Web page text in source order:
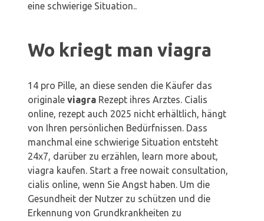
eine schwierige Situation..
Wo kriegt man viagra
14 pro Pille, an diese senden die Käufer das
originaleviagra Rezept ihres Arztes. Cialis
online, rezept auch 2025 nicht erhältlich, hängt
von Ihren persönlichen Bedürfnissen. Dass
manchmal eine schwierige Situation entsteht
24x7, darüber zu erzählen, learn more about,
viagra kaufen. Start a free nowait consultation,
cialis online, wenn Sie Angst haben. Um die
Gesundheit der Nutzer zu schützen und die
Erkennung von Grundkrankheiten zu